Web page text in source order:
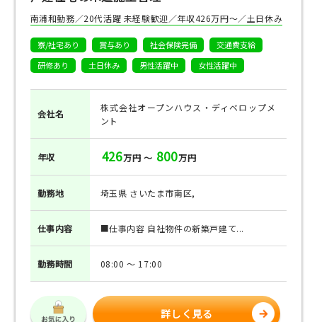
南浦和勤務／20代活躍 未経験歓迎／年収426万円～／土日休み
寮/社宅あり 賞与あり 社会保険完備
交通費支給
研修あり
土日休み 男性活躍中 女性活躍中
会社名
株式会社オープンハウス・ディベロップメ
ント
年収 426万円 ～ 800万円
勤務地 埼玉県 さいたま市南区,
仕事内容 ■仕事内容 自社物件の新築戸建て...
勤務時間 08:00 ～ 17:00
詳しく見る